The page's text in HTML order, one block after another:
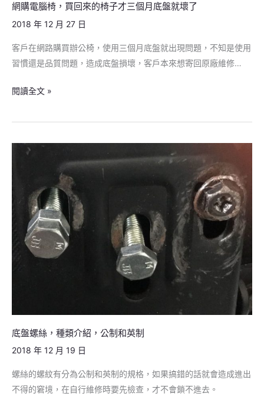
網購電腦椅，買回來的椅子才三個月底盤就壞了
2018 年 12 月 27 日
客戶在網路購買辦公椅，使用三個月底盤就出現問題，不知是使用
習慣還是品質問題，造成底盤損壞，客戶本來想寄回原廠維修…
了
閱讀全文 »
底盤螺絲，種類介紹，公制和英制
2018 年 12 月 19 日
螺絲的螺紋有分為公制和英制的規格，如果搞錯的話就會造成進出
不得的窘境，在自行維修時要先檢查，才不會鎖不進去。
類
介
紹，
制